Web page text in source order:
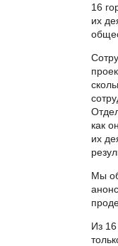
16
их
как
их
Мы
Из